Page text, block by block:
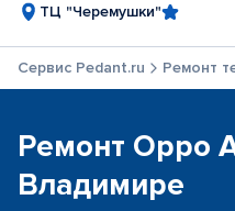
ТЦ "Черемушки"
Сервис Pedant.ru Ремонт
Ремонт Oppo
Владимире